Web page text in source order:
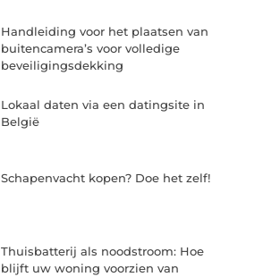
Handleiding voor het plaatsen van
buitencamera’s voor volledige
beveiligingsdekking
Lokaal daten via een datingsite in
België
Schapenvacht kopen? Doe het zelf!
Thuisbatterij als noodstroom: Hoe
blijft uw woning voorzien van